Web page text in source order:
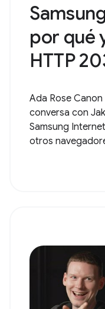
por qué
HTTP
Ada Rose
conversa con
Samsung
otros